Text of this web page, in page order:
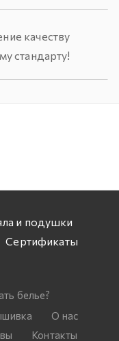
качеству
стандарту!
и подушки
Сертификаты
белье?
О нас
Контакты